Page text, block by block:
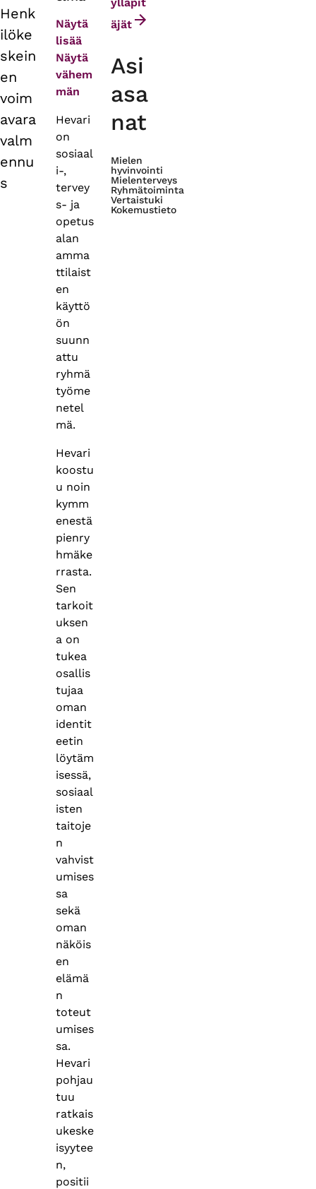
Henk
ilöke
skein
en
voim
avara
valm
ennu
s
Näytä
lisää
Näytä
vähem
män
Hevari
on
sosiaal
i-,
tervey
s- ja
opetus
alan
amma
ttilaist
en
käyttö
ön
suunn
attu
ryhmä
työme
netel
mä.
Hevari
koostu
u noin
kymm
enestä
pienry
hmäke
rrasta.
Sen
tarkoit
uksen
a on
tukea
osallis
tujaa
oman
identit
eetin
löytäm
isessä,
sosiaal
isten
taitoje
n
vahvist
umises
sa
sekä
oman
näköis
en
elämä
n
toteut
umises
sa.
Hevari
pohjau
tuu
ratkais
ukeske
isyytee
n,
positii
äjät
Asi
asa
nat
Mielen
hyvinvointi
Mielenterveys
Ryhmätoiminta
Vertaistuki
Kokemustieto